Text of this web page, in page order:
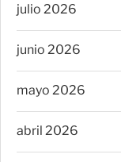
julio 2026
junio 2026
mayo 2026
abril 2026